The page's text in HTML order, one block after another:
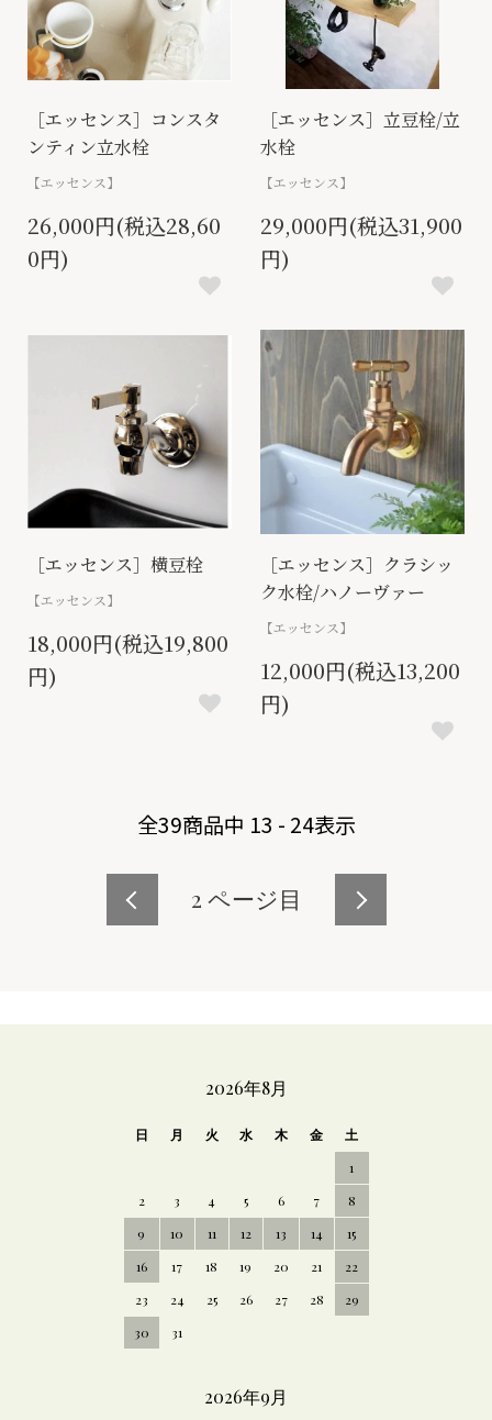
［エッセンス］コンスタ
ンティン立水栓
【エッセンス】
26,000円(税込28,60
0円)
［エッセンス］立豆栓/立
水栓
【エッセンス】
29,000円(税込31,900
円)
［エッセンス］横豆栓
【エッセンス】
18,000円(税込19,800
円)
［エッセンス］クラシッ
ク水栓/ハノーヴァー
【エッセンス】
12,000円(税込13,200
円)
全39商品中 13 - 24表示
2 ページ目
2026年8月
日 月 火 水 木 金
土
1
2
3 4 5 6 7
8
9
10 11 12 13 14
15
16
17 18 19 20 21
22
23
24 25 26 27 28
29
30
31
2026年9月